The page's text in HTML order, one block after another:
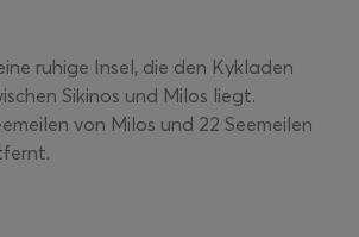
ruhige Insel, die den Kykladen
Sikinos und Milos liegt.
von Milos und 22 Seemeilen